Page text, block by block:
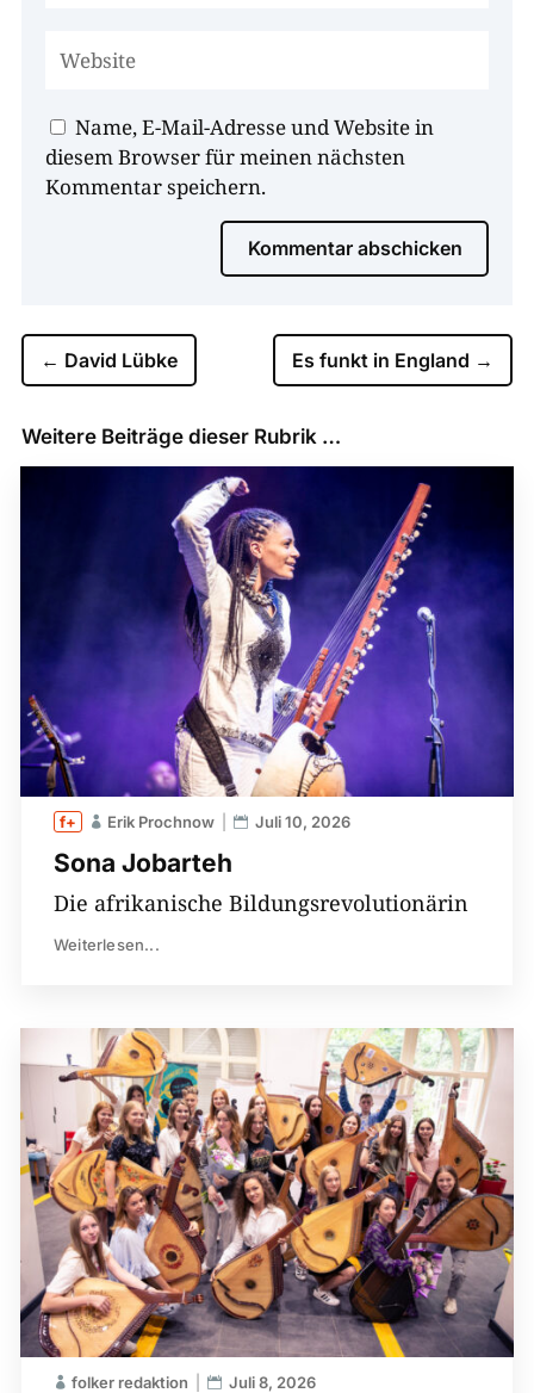
Name, E-Mail-Adresse und Website in
diesem Browser für meinen nächsten
Kommentar speichern.
Kommentar abschicken
← David Lübke Es funkt in England →
Weitere Beiträge dieser Rubrik …
Sona Jobarteh
Erik Prochnow Juli 10, 2026
Die afrikanische Bildungsrevolutionärin
Weiterlesen...
folker redaktion Juli 8, 2026